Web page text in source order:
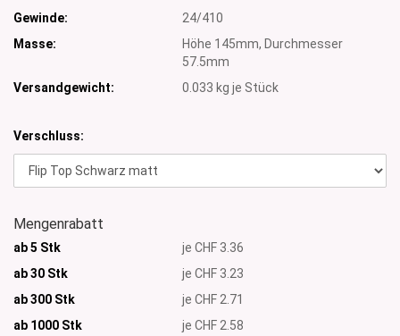
Gewinde:
24/410
Masse:
Höhe 145mm, Durchmesser
57.5mm
Versandgewicht:
0.033 kg je Stück
Verschluss:
Mengenrabatt
ab 5 Stk
je CHF 3.36
ab 30 Stk
je CHF 3.23
ab 300 Stk
je CHF 2.71
ab 1000 Stk je CHF 2.58